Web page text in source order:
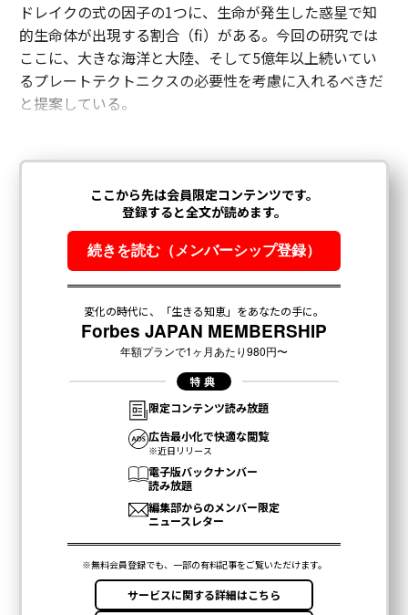
ドレイクの式の因子の1つに、生命が発生した惑星で知
的生命体が出現する割合（fi）がある。今回の研究では
ここに、大きな海洋と大陸、そして5億年以上続いてい
るプレートテクトニクスの必要性を考慮に入れるべきだ
と提案している。